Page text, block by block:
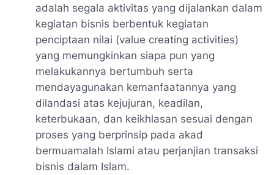
adalah segala aktivitas yang dijalankan dalam
kegiatan bisnis berbentuk kegiatan
penciptaan nilai (value creating activities)
yang memungkinkan siapa pun yang
melakukannya bertumbuh serta
mendayagunakan kemanfaatannya yang
dilandasi atas kejujuran, keadilan,
keterbukaan, dan keikhlasan sesuai dengan
proses yang berprinsip pada akad
bermuamalah Islami atau perjanjian transaksi
bisnis dalam Islam.